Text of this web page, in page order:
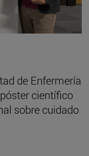
de Enfermería
científico
sobre cuidado